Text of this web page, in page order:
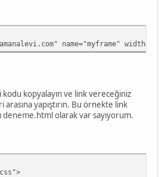
name="myframe"
kodu kopyalayın ve link vereceğiniz
yapıştırın. Bu örnekte link
deneme.html olarak var sayıyorum.